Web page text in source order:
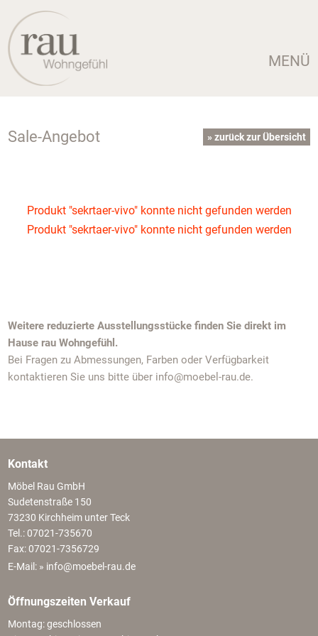
MENÜ
Sale-Angebot » zurück zur Übersicht
Produkt "sekrtaer-vivo" konnte nicht gefunden werden
Produkt "sekrtaer-vivo" konnte nicht gefunden werden
Weitere reduzierte Ausstellungsstücke finden Sie direkt im
Hause rau Wohngefühl.
Bei Fragen zu Abmessungen, Farben oder Verfügbarkeit
kontaktieren Sie uns bitte über info@moebel-rau.de.
Kontakt
Möbel Rau GmbH
Sudetenstraße 150
73230 Kirchheim unter Teck
Tel.: 07021-735670
Fax: 07021-7356729
E-Mail: » info@moebel-rau.de
Öffnungszeiten Verkauf
Montag: geschlossen